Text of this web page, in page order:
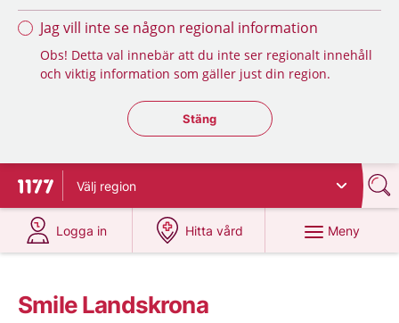
Jag vill inte se någon regional information
Obs! Detta val innebär att du inte ser regionalt innehåll
och viktig information som gäller just din region.
Stäng regionsväljaren
Stäng
Till startsidan för 1177
Välj region
Logga in
på 1177.se
Hitta vård
på 1177.se
Meny
Smile Landskrona